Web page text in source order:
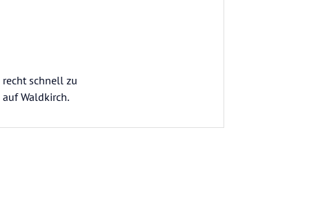
schnell zu
Waldkirch.